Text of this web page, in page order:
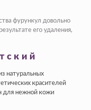
фурункул довольно
его удаления,
натуральных
красителей
для нежной кожи